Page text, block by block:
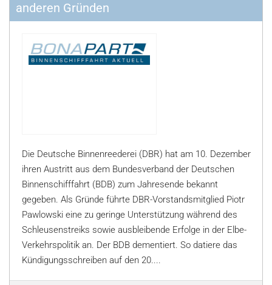
anderen Gründen
Die Deutsche Binnenreederei (DBR) hat am 10. Dezember
ihren Austritt aus dem Bundesverband der Deutschen
Binnenschifffahrt (BDB) zum Jahresende bekannt
gegeben. Als Gründe führte DBR-Vorstandsmitglied Piotr
Pawlowski eine zu geringe Unterstützung während des
Schleusenstreiks sowie ausbleibende Erfolge in der Elbe-
Verkehrspolitik an. Der BDB dementiert. So datiere das
Kündigungsschreiben auf den 20....